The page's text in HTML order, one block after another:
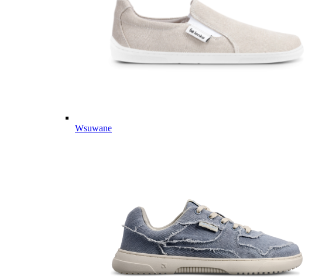
Wsuwane